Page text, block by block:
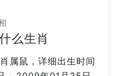
么生肖
属鼠，详细出生时间